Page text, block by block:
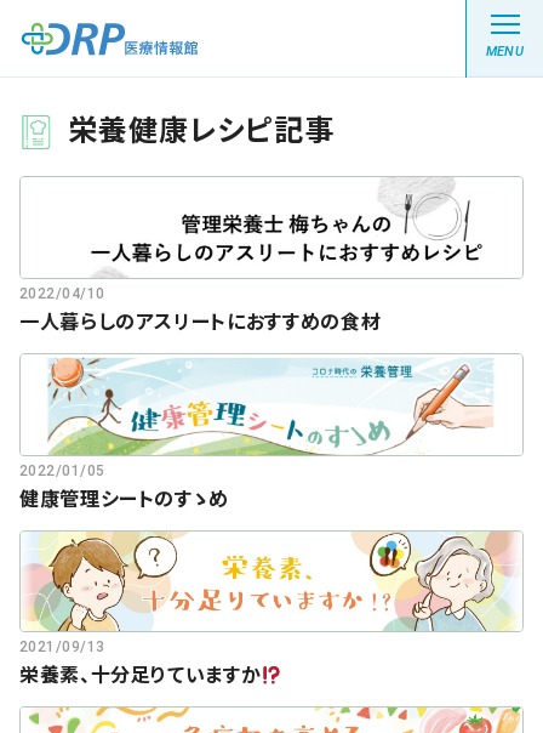
MENU
栄養健康レシピ
医療系学生記事
健康川柳
DRP医療情報館とは?
会社概要
お知らせ
お問い合わせ
栄養健康レシピ記事
2022/04/10
一人暮らしのアスリートにおすすめの食材
2022/01/05
健康管理シートのすゝめ
2021/09/13
栄養素、十分足りていますか